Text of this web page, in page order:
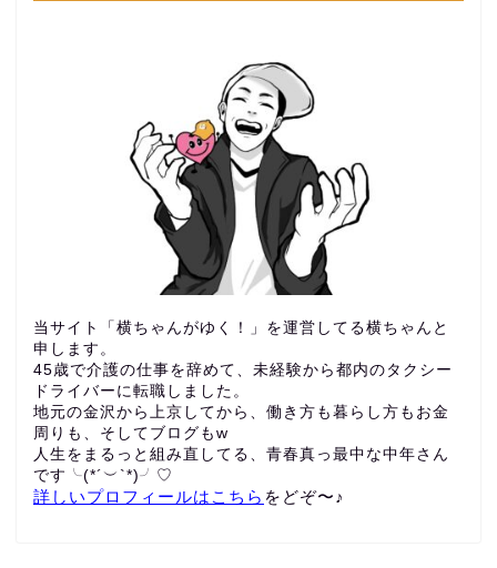
当サイト「横ちゃんがゆく！」を運営してる横ちゃんと
申します。
45歳で介護の仕事を辞めて、未経験から都内のタクシー
ドライバーに転職しました。
地元の金沢から上京してから、働き方も暮らし方もお金
周りも、 そしてブログもw
人生をまるっと組み直してる、青春真っ最中な中年さん
です╰(*´︶`*)╯♡
詳しいプロフィールはこちら をどぞ〜♪